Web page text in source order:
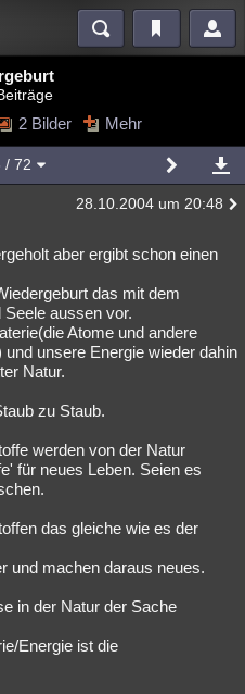
Videos
Mystery Kriminalfälle
Technologie Ufologie
Esoterik Literatur
Gaming
Allmystery English
2 Bilder Mehr
/ 72
28.10.2004 um 20:48
aber ergibt schon einen
das mit dem
aussen vor.
Atome und andere
unsere Energie wieder dahin
Natur.
zu Staub.
werden von der Natur
für neues Leben. Seien es
das gleiche wie es der
und machen daraus neues.
in der Natur der Sache
Energie ist die